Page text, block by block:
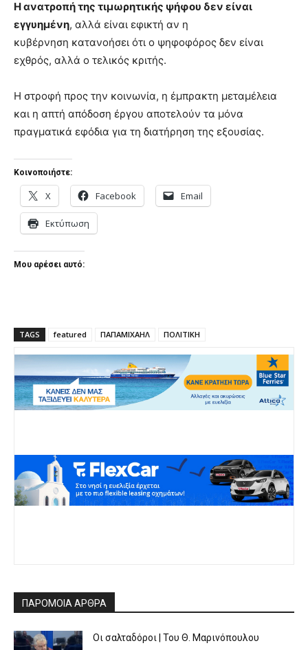
Η ανατροπή της τιμωρητικής ψήφου δεν είναι
εγγυημένη, αλλά είναι εφικτή αν η
κυβέρνηση κατανοήσει ότι ο ψηφοφόρος δεν είναι
εχθρός, αλλά ο τελικός κριτής.
Η στροφή προς την κοινωνία, η έμπρακτη μεταμέλεια
και η απτή απόδοση έργου αποτελούν τα μόνα
πραγματικά εφόδια για τη διατήρηση της εξουσίας.
Κοινοποιήστε:
X Facebook Email
Εκτύπωση
Μου αρέσει αυτό:
TAGS featured ΠΑΠΑΜΙΧΑΗΛ ΠΟΛΙΤΙΚΗ
ΠΑΡΟΜΟΙΑ ΑΡΘΡΑ
Οι σαλταδόροι | Του Θ. Μαρινόπουλου